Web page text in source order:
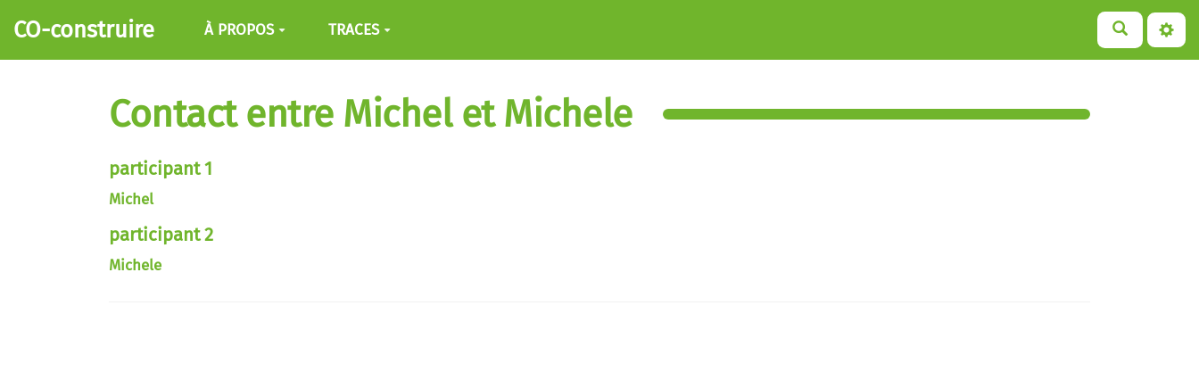
Aller au contenu principal
CO-construire À PROPOS TRACES
Contact entre Michel et Michele
participant 1
Michel
participant 2
Michele